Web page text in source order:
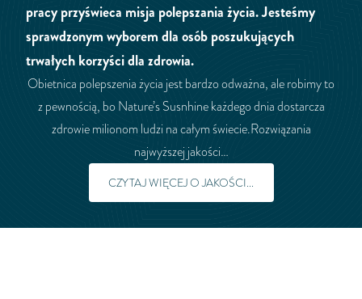
pracy przyświeca misja polepszania życia. Jesteśmy
sprawdzonym wyborem dla osób poszukujących
trwałych korzyści dla zdrowia.
Obietnica polepszenia życia jest bardzo odważna, ale robimy to
z pewnością, bo Nature’s Susnhine każdego dnia dostarcza
zdrowie milionom ludzi na całym świecie.Rozwiązania
najwyższej jakości…
CZYTAJ WIĘCEJ O JAKOŚCI...